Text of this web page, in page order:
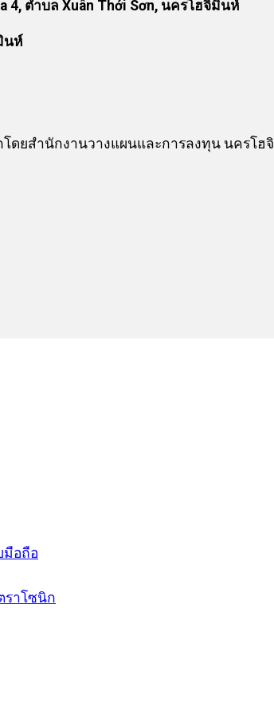
4, ตำบล Xuân Thới Sơn, นครโฮจิมินห์
นห์
ดยสำนักงานวางแผนและการลงทุน นครโ
มือถือ
ราโซนิก